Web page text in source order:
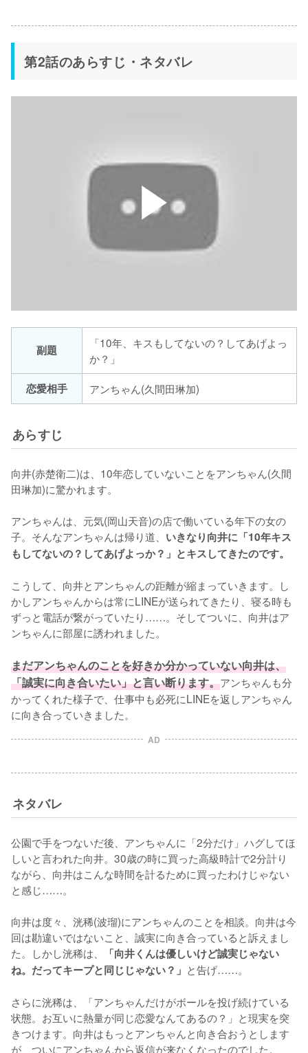
第2話のあらすじ・ネタバレ
副題
「10年、キスもしてないの？してあげよっ
か？」
恋愛相手
アンちゃん(久間田琳加)
あらすじ
向井(赤楚衛二)は、10年恋していないことをアンちゃん(久間
田琳加)に驚かれます。
アンちゃんは、元気(岡山天音)の店で働いている年下の女の
子。そんなアンちゃんは帰り道、 いきなり向井に「10年キス
もしてないの？してあげよっか？」とキスしてきたのです。
こうして、向井とアンちゃんの距離が縮まっていきます。し
かしアンちゃんからは常にLINEが送られてきたり、寝る時も
ずっと電話が繋がっていたり……。そしてついに、向井はア
ンちゃんに部屋に誘われました。
まだアンちゃんのことを好きか分かっていない向井は、
「誠実に向き合いたい」と言い断ります。アンちゃんも分
かってくれた様子で、仕事中も必死にLINEを返しアンちゃん
に向き合っていきました。
AD
ネタバレ
公園で手をつないだ後、アンちゃんに「2分だけ」ハグしてほ
しいと言われた向井。30歳の時に買った高級時計で2分計り
ながら、向井はこんな時間を計るために買ったわけじゃない
と感じ……。
向井は度々、洸稀(波瑠)にアンちゃんのことを相談。向井は今
回は勘違いではないこと、誠実に向き合っていると訴えまし
た。しかし洸稀は、
「向井くんは優しいけど誠実じゃない
ね。だってキープと同じじゃない？」 と告げ……。
さらに洸稀は、「アンちゃんだけがボールを投げ続けている
状態。お互いに熱量が同じ恋愛なんてあるの？」と現実を突
きつけます。向井はもっとアンちゃんと向き合おうとします
が、ついにアンちゃんから返信が来なくなったのでした。